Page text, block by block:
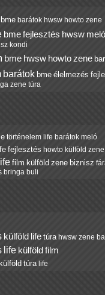
bme barátok hwsw howto zene
bmefejlesztés hwsw meló
kondi
bme hwsw howtozene
barátok bme élelmezés
zene túra
történelem life barátok meló
fejlesztés howto külföld zene
life film külföld zene biznisz
bringa buli
külföld life túra hwsw zene
life külföld film
külföld túra life